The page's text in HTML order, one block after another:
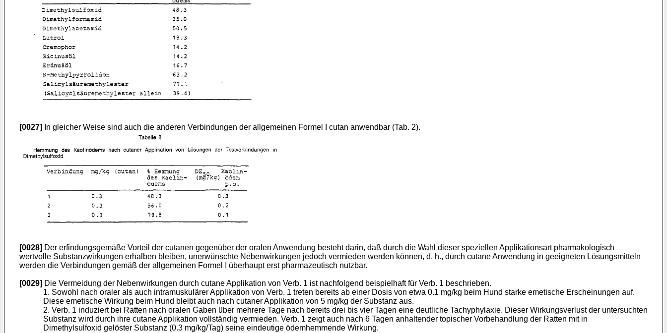
[0027] In gleicher Weise sind auch die anderen Verbindungen der allgemeinen Formel I cutan anwendbar (Tab. 2).
[0028] Der erfindungsgemäße Vorteil der cutanen gegenüber der oralen Anwendung besteht darin, daß durch die Wahl dieser speziellen Applikationsart pharmakologisch
wertvolle Substanzwirkungen erhalben bleiben, unerwünschte Nebenwirkungen jedoch vermieden werden können, d. h., durch cutane Anwendung in geeigneten Lösungsmitteln
werden die Verbindungen gemäß der allgemeinen Formel I überhaupt erst pharmazeutisch nutzbar.
[0029] Die Vermeidung der Nebenwirkungen durch cutane Applikation von Verb. 1 ist nachfolgend beispielhaft für Verb. 1 beschrieben.
1. Sowohl nach oraler als auch intramuskulärer Applikation von Verb. 1 treten bereits ab einer Dosis von etwa 0.1 mg/kg beim Hund starke emetische Erscheinungen auf.
Diese emetische Wirkung beim Hund bleibt auch nach cutaner Applikation von 5 mg/kg der Substanz aus.
2. Verb. 1 induziert bei Ratten nach oralen Gaben über mehrere Tage nach bereits drei bis vier Tagen eine deutliche Tachyphylaxie. Dieser Wirkungsverlust der untersuchten
Substanz wird durch ihre cutane Applikation vollständig vermieden. Verb. 1 zeigt auch nach 6 Tagen anhaltender topischer Vorbehandlung der Ratten mit in
Dimethylsulfoxid gelöster Substanz (0.3 mg/kg/Tag) seine eindeutige ödemhemmende Wirkung.